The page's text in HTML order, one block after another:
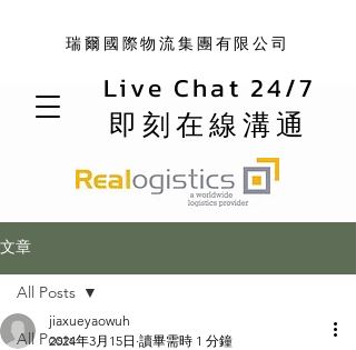
Live Chat 24/7
即刻在線溝通
瑞爾國際物流集團有限公司
文章
All Posts
All Posts
jiaxueyaowuh
2024年3月15日 讀畢需時 1 分鐘